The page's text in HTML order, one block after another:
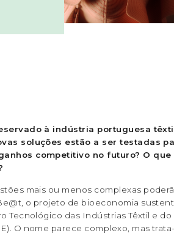
à indústria portuguesa
soluções estão a ser testadas
competitivo no futuro? O que
mais ou menos complexas
o projeto de bioeconomia
Tecnológico das Indústrias Têxtil e do
O nome parece complexo, mas